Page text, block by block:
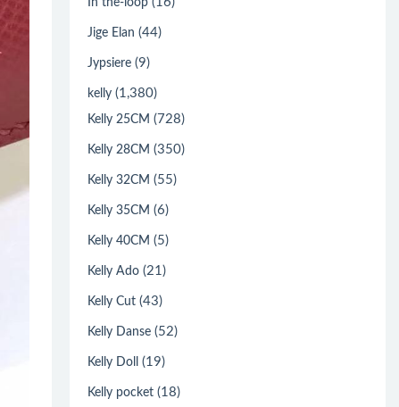
Jige Elan (44)
Jypsiere (9)
kelly (1,380)
Kelly 25CM (728)
Kelly 28CM (350)
Kelly 32CM (55)
Kelly 35CM (6)
Kelly 40CM (5)
Kelly Ado (21)
Kelly Cut (43)
Kelly Danse (52)
Kelly Doll (19)
Kelly pocket (18)